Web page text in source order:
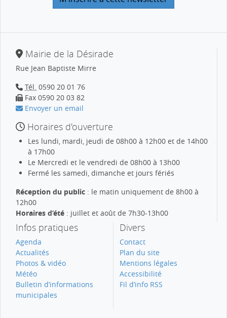
Mairie de la Désirade
Rue Jean Baptiste Mirre
Tél. 0590 20 01 76
Fax 0590 20 03 82
Envoyer un email
Horaires d'ouverture
Les lundi, mardi, jeudi de 08h00 à 12h00 et de 14h00
à 17h00
Le Mercredi et le vendredi de 08h00 à 13h00
Fermé les samedi, dimanche et jours fériés
Réception du public : le matin uniquement de 8h00 à
12h00
Horaires d’été : juillet et août de 7h30-13h00
Infos pratiques
Agenda
Actualités
Photos & vidéo
Météo
Bulletin d’informations
municipales
Divers
Contact
Plan du site
Mentions légales
Accessibilité
Fil d’info RSS